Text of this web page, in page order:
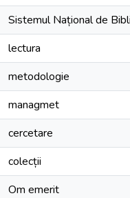
Sistemul Național de
lectura
metodologie
managmet
cercetare
colecții
Om emerit